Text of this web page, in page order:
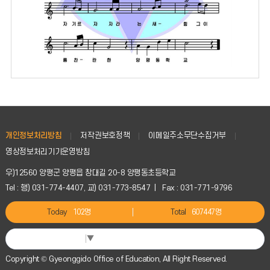
개인정보처리방침 저작권보호정책
이메일주소무단수집거부
영상정보처리기기운영방침
우)12560 양평군 양평읍 창대길 20-8 양평동초등학교
Tel : 행) 031-774-4407, 교) 031-773-8547 | Fax : 031-771-9796
Today 102명 Total 607447명
▼
Copyright © Gyeonggido Office of Education, All Right Reserved.